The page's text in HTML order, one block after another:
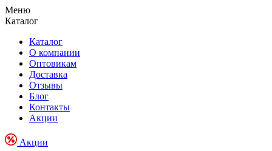
Меню
Каталог
Каталог
О компании
Оптовикам
Доставка
Отзывы
Блог
Контакты
Акции
Акции